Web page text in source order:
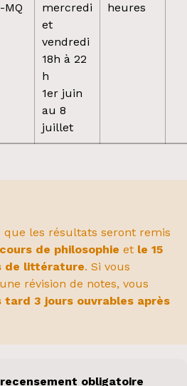
MQ
mercredi
et
vendredi
18h à 22
h
1er juin
au 8
juillet
heures
les résultats seront remis
de philosophie et le 15
de littérature. Si vous
révision de notes, vous
tard 3 jours ouvrables après
obligatoire